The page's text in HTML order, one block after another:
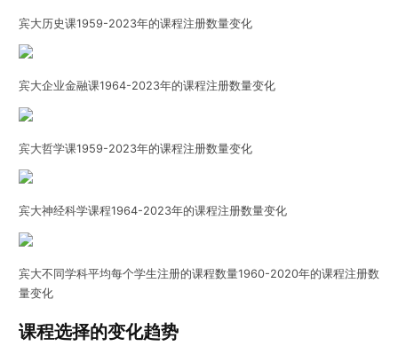
宾大历史课1959-2023年的课程注册数量变化
宾大企业金融课1964-2023年的课程注册数量变化
宾大哲学课1959-2023年的课程注册数量变化
宾大神经科学课程1964-2023年的课程注册数量变化
宾大不同学科平均每个学生注册的课程数量1960-2020年的课程注册数
量变化
课程选择的变化趋势